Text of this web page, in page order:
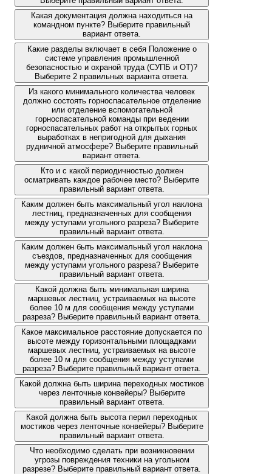
Какая документация должна находиться на
командном пункте? Выберите правильный
вариант ответа.
Какие разделы включает в себя Положение о
системе управления промышленной
безопасностью и охраной труда (СУПБ и ОТ)?
Выберите 2 правильных варианта ответа.
Из какого минимального количества человек
должно состоять горноспасательное отделение
или отделение вспомогательной
горноспасательной команды при ведении
горноспасательных работ на открытых горных
выработках в непригодной для дыхания
рудничной атмосфере? Выберите правильный
вариант ответа.
Кто и с какой периодичностью должен
осматривать каждое рабочее место? Выберите
правильный вариант ответа.
Каким должен быть максимальный угол наклона
лестниц, предназначенных для сообщения
между уступами угольного разреза? Выберите
правильный вариант ответа.
Каким должен быть максимальный угол наклона
съездов, предназначенных для сообщения
между уступами угольного разреза? Выберите
правильный вариант ответа.
Какой должна быть минимальная ширина
маршевых лестниц, устраиваемых на высоте
более 10 м для сообщения между уступами
разреза? Выберите правильный вариант ответа.
Какое максимальное расстояние допускается по
высоте между горизонтальными площадками
маршевых лестниц, устраиваемых на высоте
более 10 м для сообщения между уступами
разреза? Выберите правильный вариант ответа.
Какой должна быть ширина переходных мостиков
через ленточные конвейеры? Выберите
правильный вариант ответа.
Какой должна быть высота перил переходных
мостиков через ленточные конвейеры? Выберите
правильный вариант ответа.
Что необходимо сделать при возникновении
угрозы повреждения техники на угольном
разрезе? Выберите правильный вариант ответа.